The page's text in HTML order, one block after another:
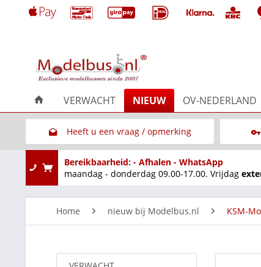
Heeft u een vraag / opmerking
Link naar het contactformulier
Bereikbaarheid: - Afhalen - WhatsApp
maandag - donderdag 09.00-17.00. Vrijdag
Home nieuw bij Modelbus.nl KSM-